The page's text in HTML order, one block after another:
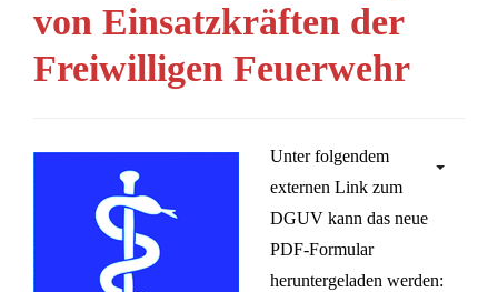
von Einsatzkräften der
Freiwilligen Feuerwehr
Unter folgendem
externen Link zum
DGUV kann das neue
PDF-Formular
heruntergeladen werden: